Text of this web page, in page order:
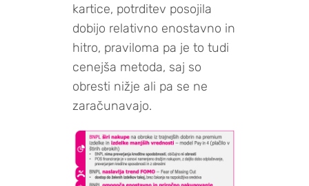
kartice, potrditev posojila
dobijo relativno enostavno in
hitro, praviloma pa je to tudi
cenejša metoda, saj so
obresti nižje ali pa se ne
zaračunavajo.